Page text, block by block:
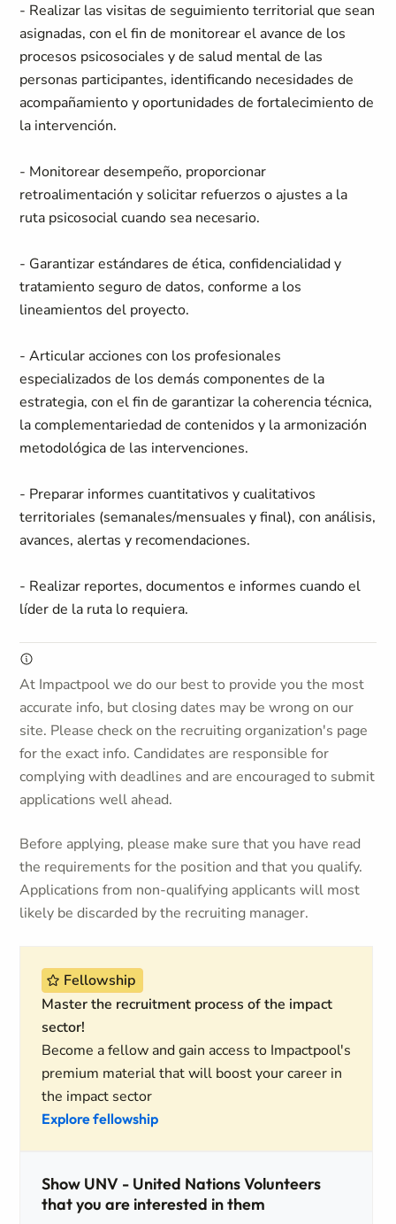
- Realizar las visitas de seguimiento territorial que sean
asignadas, con el fin de monitorear el avance de los
procesos psicosociales y de salud mental de las
personas participantes, identificando necesidades de
acompañamiento y oportunidades de fortalecimiento de
la intervención.
- Monitorear desempeño, proporcionar
retroalimentación y solicitar refuerzos o ajustes a la
ruta psicosocial cuando sea necesario.
- Garantizar estándares de ética, confidencialidad y
tratamiento seguro de datos, conforme a los
lineamientos del proyecto.
- Articular acciones con los profesionales
especializados de los demás componentes de la
estrategia, con el fin de garantizar la coherencia técnica,
la complementariedad de contenidos y la armonización
metodológica de las intervenciones.
- Preparar informes cuantitativos y cualitativos
territoriales (semanales/mensuales y final), con análisis,
avances, alertas y recomendaciones.
- Realizar reportes, documentos e informes cuando el
líder de la ruta lo requiera.
At Impactpool we do our best to provide you the most
accurate info, but closing dates may be wrong on our
site. Please check on the recruiting organization's page
for the exact info. Candidates are responsible for
complying with deadlines and are encouraged to submit
applications well ahead.
Before applying, please make sure that you have read
the requirements for the position and that you qualify.
Applications from non-qualifying applicants will most
likely be discarded by the recruiting manager.
Fellowship
Master the recruitment process of the impact
sector!
Become a fellow and gain access to Impactpool's
premium material that will boost your career in
the impact sector
Explore fellowship
Show UNV - United Nations Volunteers
that you are interested in them